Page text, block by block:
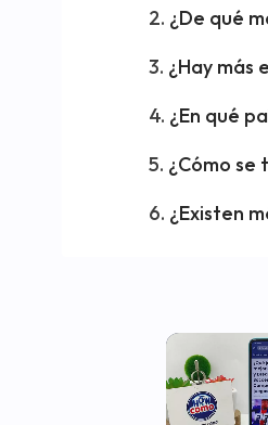
¿De qué
¿Hay más
¿En qué
¿Cómo se
¿Existen